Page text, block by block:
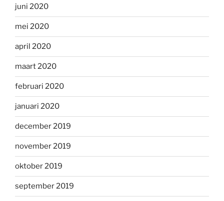
juni 2020
mei 2020
april 2020
maart 2020
februari 2020
januari 2020
december 2019
november 2019
oktober 2019
september 2019